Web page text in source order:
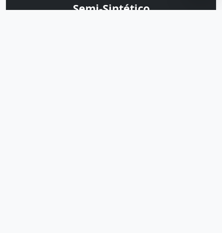
Semi-Sintético